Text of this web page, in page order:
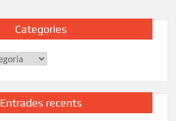
Categories
Entrades recents